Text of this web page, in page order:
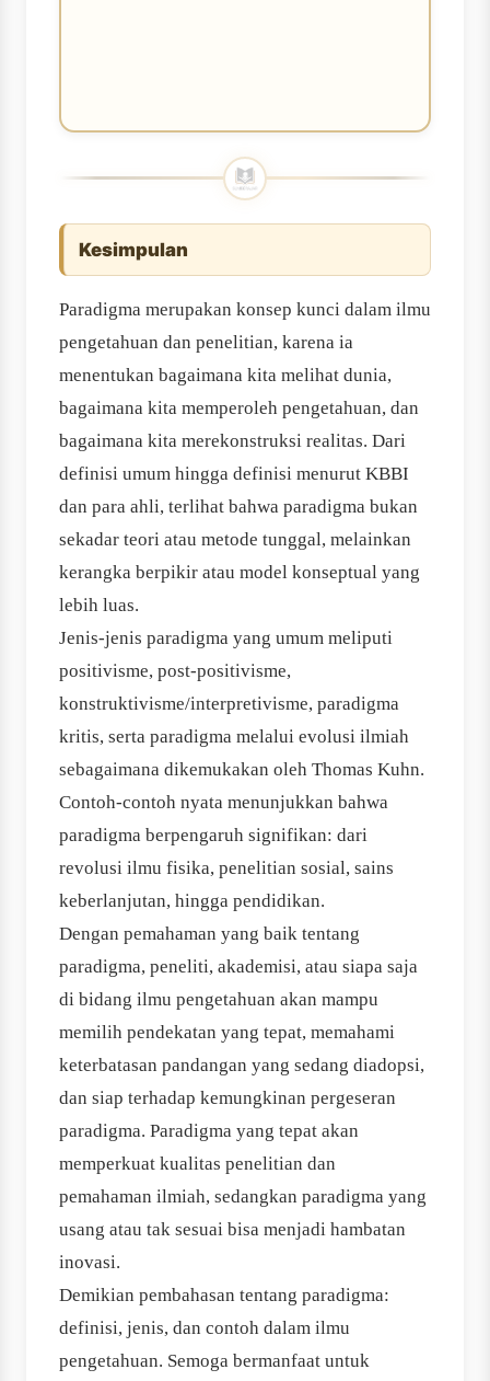
Kesimpulan
Paradigma merupakan konsep kunci dalam ilmu
pengetahuan dan penelitian, karena ia
menentukan bagaimana kita melihat dunia,
bagaimana kita memperoleh pengetahuan, dan
bagaimana kita merekonstruksi realitas. Dari
definisi umum hingga definisi menurut KBBI
dan para ahli, terlihat bahwa paradigma bukan
sekadar teori atau metode tunggal, melainkan
kerangka berpikir atau model konseptual yang
lebih luas.
Jenis-jenis paradigma yang umum meliputi
positivisme, post-positivisme,
konstruktivisme/interpretivisme, paradigma
kritis, serta paradigma melalui evolusi ilmiah
sebagaimana dikemukakan oleh Thomas Kuhn.
Contoh-contoh nyata menunjukkan bahwa
paradigma berpengaruh signifikan: dari
revolusi ilmu fisika, penelitian sosial, sains
keberlanjutan, hingga pendidikan.
Dengan pemahaman yang baik tentang
paradigma, peneliti, akademisi, atau siapa saja
di bidang ilmu pengetahuan akan mampu
memilih pendekatan yang tepat, memahami
keterbatasan pandangan yang sedang diadopsi,
dan siap terhadap kemungkinan pergeseran
paradigma. Paradigma yang tepat akan
memperkuat kualitas penelitian dan
pemahaman ilmiah, sedangkan paradigma yang
usang atau tak sesuai bisa menjadi hambatan
inovasi.
Demikian pembahasan tentang paradigma:
definisi, jenis, dan contoh dalam ilmu
pengetahuan. Semoga bermanfaat untuk